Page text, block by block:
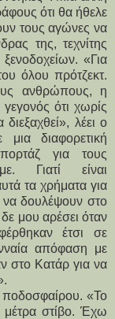
ότι θα ήθελε
τους αγώνες να
της, τεχνίτης
«Για
όλου πρότζεκτ.
ανθρώπους, η
ότι χωρίς
λέει ο
διαφορετική
για τους
Γιατί είναι
τα χρήματα για
να δουλέψουν στο
μου αρέσει όταν
έτσι σε
απόφαση με
στο Κατάρ για να
ποδοσφαίρου. «Το
μέτρα στίβο. Έχω